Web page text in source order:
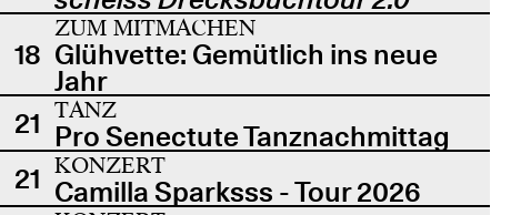
18
ZUM MITMACHEN
Glühvette: Gemütlich ins neue
Jahr
21 TANZ
Pro Senectute Tanznachmittag
21 KONZERT
Camilla Sparksss - Tour 2026